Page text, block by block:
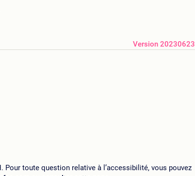
Version 20230623
toute question relative à l’accessibilité, vous pouvez